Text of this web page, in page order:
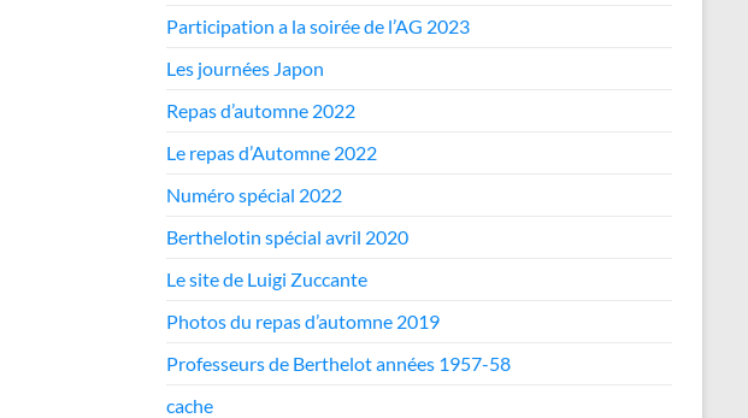
Participation a la soirée de l’AG 2023
Les journées Japon
Repas d’automne 2022
Le repas d’Automne 2022
Numéro spécial 2022
Berthelotin spécial avril 2020
Le site de Luigi Zuccante
Photos du repas d’automne 2019
Professeurs de Berthelot années 1957-58
cache